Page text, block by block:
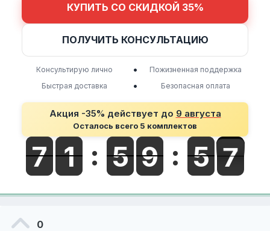
КУПИТЬ СО СКИДКОЙ 35%
ПОЛУЧИТЬ КОНСУЛЬТАЦИЮ
Консультирую лично •
Пожизненная поддержка
Быстрая доставка
• Безопасная оплата
Акция -35% действует до 9 августа
Осталось всего 5 комплектов
0